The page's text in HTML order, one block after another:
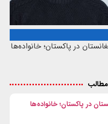
در پاکستان؛ خانواده‌ها
در پاکستان؛ خانواده‌ها